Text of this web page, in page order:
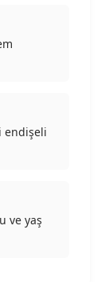
endişeli
ve yaş